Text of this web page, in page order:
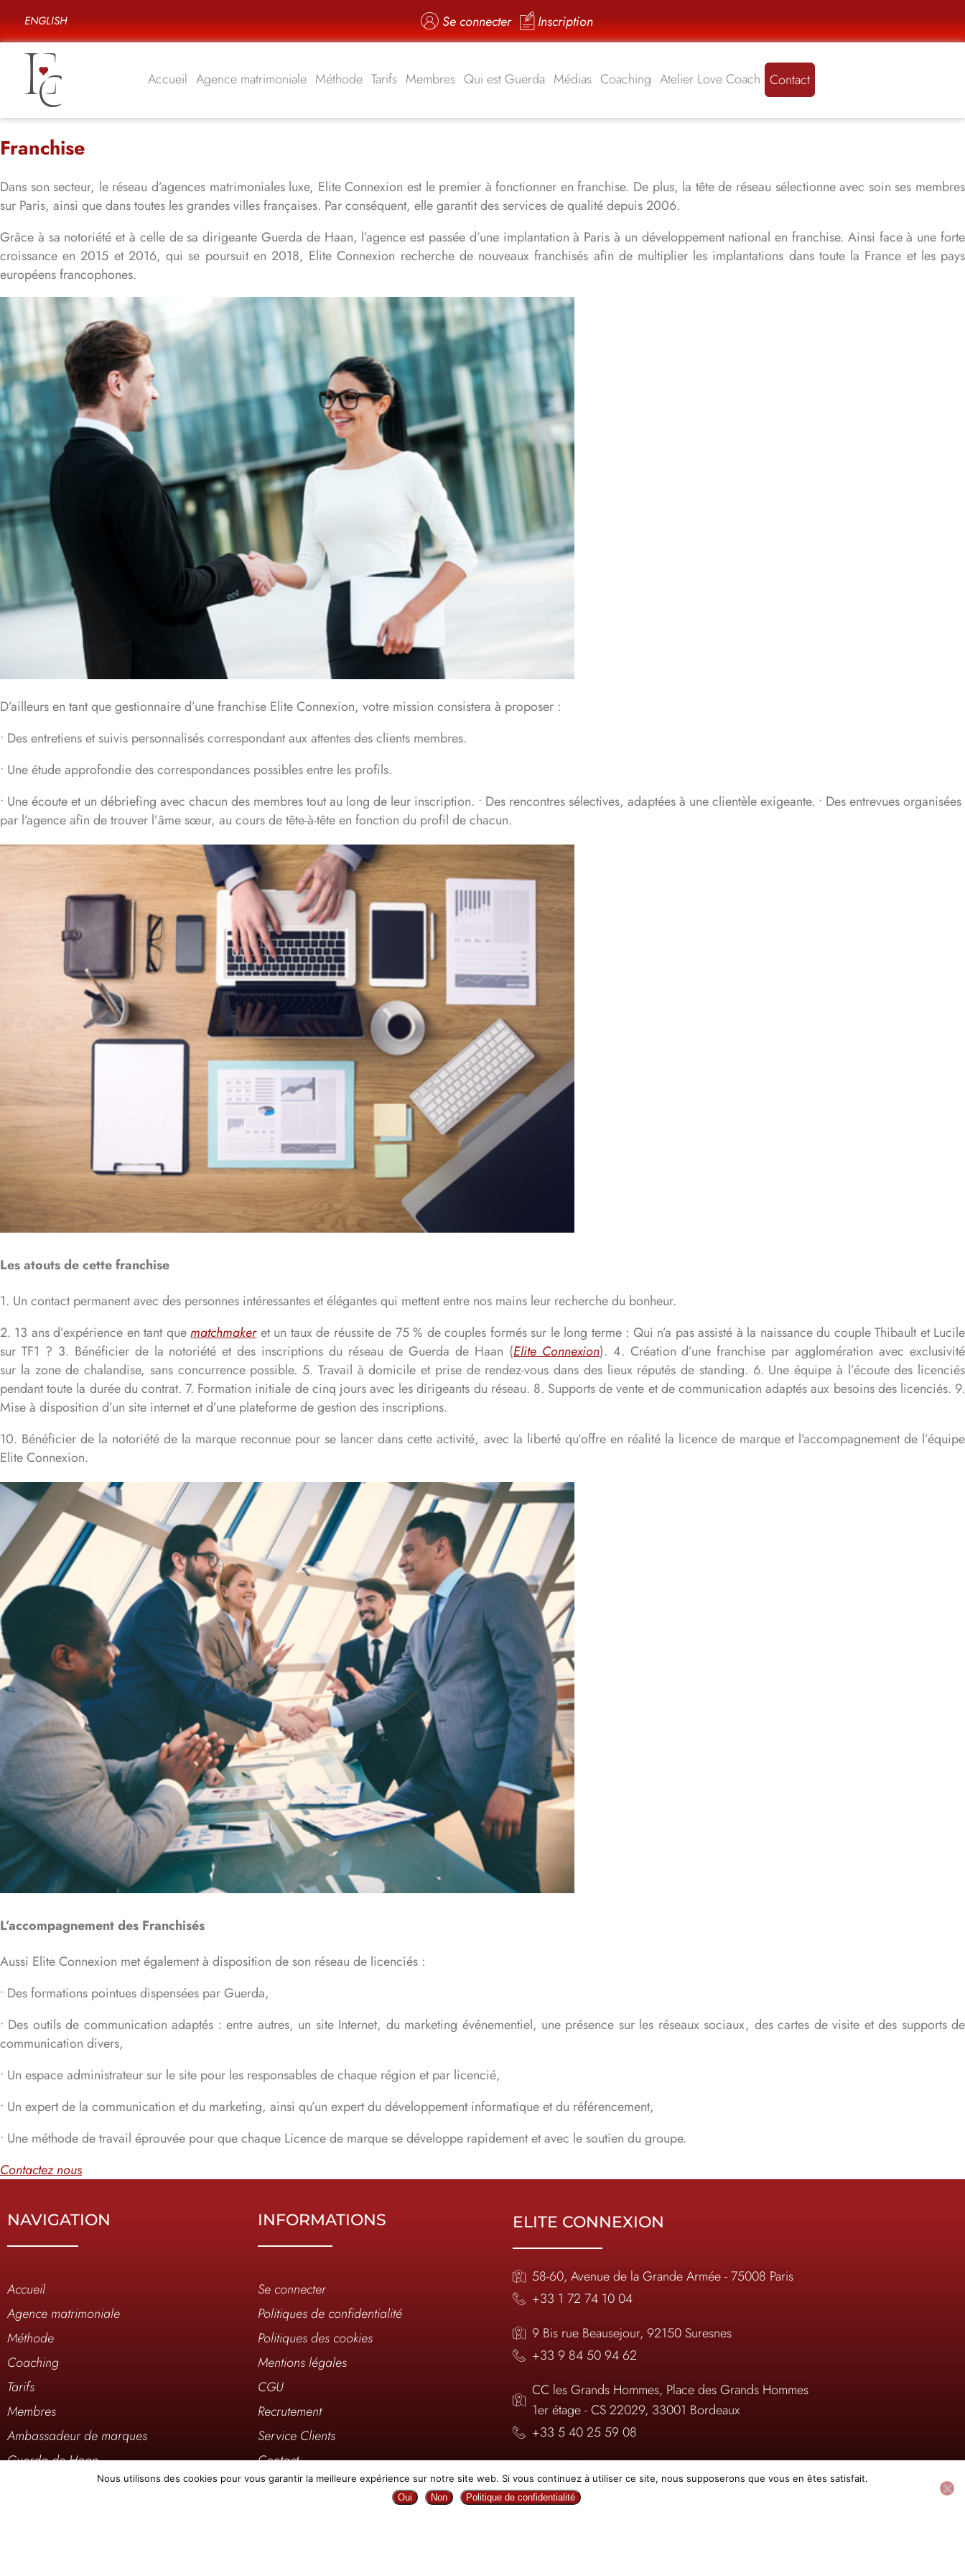
ENGLISH Se connecter Inscription
Accueil Agence matrimoniale Méthode Tarifs Membres Qui est Guerda Médias Coaching Atelier Love Coach Contact
Franchise
Dans son secteur, le réseau d’agences matrimoniales luxe, Elite Connexion est le premier à fonctionner en franchise. De plus, la tête de réseau sélectionne avec soin ses membres
sur Paris, ainsi que dans toutes les grandes villes françaises. Par conséquent, elle garantit des services de qualité depuis 2006.
Grâce à sa notoriété et à celle de sa dirigeante Guerda de Haan, l’agence est passée d’une implantation à Paris à un développement national en franchise. Ainsi face à une forte
croissance en 2015 et 2016, qui se poursuit en 2018, Elite Connexion recherche de nouveaux franchisés afin de multiplier les implantations dans toute la France et les pays
européens francophones.
D’ailleurs en tant que gestionnaire d’une franchise Elite Connexion, votre mission consistera à proposer :
• Des entretiens et suivis personnalisés correspondant aux attentes des clients membres.
• Une étude approfondie des correspondances possibles entre les profils.
• Une écoute et un débriefing avec chacun des membres tout au long de leur inscription. • Des rencontres sélectives, adaptées à une clientèle exigeante. • Des entrevues organisées
par l’agence afin de trouver l’âme sœur, au cours de tête-à-tête en fonction du profil de chacun.
Les atouts de cette franchise
1. Un contact permanent avec des personnes intéressantes et élégantes qui mettent entre nos mains leur recherche du bonheur.
2. 13 ans d’expérience en tant quematchmakeret un taux de réussite de 75 % de couples formés sur le long terme : Qui n’a pas assisté à la naissance du couple Thibault et Lucile
sur TF1 ? 3. Bénéficier de la notoriété et des inscriptions du réseau de Guerda de Haan (Elite Connexion). 4. Création d’une franchise par agglomération avec exclusivité
sur la zone de chalandise, sans concurrence possible. 5. Travail à domicile et prise de rendez-vous dans des lieux réputés de standing. 6. Une équipe à l’écoute des licenciés
pendant toute la durée du contrat.7. Formation initiale de cinq jours avec les dirigeants du réseau. 8. Supports de vente et de communication adaptés aux besoins des licenciés. 9.
Mise à disposition d’un site internet et d’une plateforme de gestion des inscriptions.
10. Bénéficier de la notoriété de la marque reconnue pour se lancer dans cette activité, avec la liberté qu’offre en réalité la licence de marque et l’accompagnement de l’équipe
Elite Connexion.
L’accompagnement des Franchisés
Aussi Elite Connexion met également à disposition de son réseau de licenciés :
• Des formations pointues dispensées par Guerda,
• Des outils de communication adaptés : entre autres, un site Internet, du marketing événementiel, une présence sur les réseaux sociaux, des cartes de visite et des supports de
communication divers,
• Un espace administrateur sur le site pour les responsables de chaque région et par licencié,
• Un expert de la communication et du marketing, ainsi qu’un expert du développement informatique et du référencement,
• Une méthode de travail éprouvée pour que chaque Licence de marque se développe rapidement et avec le soutien du groupe.
Contactez nous
NAVIGATION
Accueil
Agence matrimoniale
Méthode
Coaching
Tarifs
Membres
Ambassadeur de marques
Guerda de Haan
INFORMATIONS
Se connecter
Politiques de confidentialité
Politiques des cookies
Mentions légales
CGU
Recrutement
Service Clients
Contact
Où sommes-nous ?
ELITE CONNEXION
58-60, Avenue de la Grande Armée - 75008 Paris
+33 1 72 74 10 04
9 Bis rue Beausejour, 92150 Suresnes
+33 9 84 50 94 62
CC les Grands Hommes, Place des Grands Hommes
1er étage - CS 22029, 33001 Bordeaux
+33 5 40 25 59 08
infos@elite-connexion.com
Nous utilisons des cookies pour vous garantir la meilleure expérience sur notre site web. Si vous continuez à utiliser ce site, nous supposerons que vous en êtes satisfait.
Oui Non Politique de confidentialité